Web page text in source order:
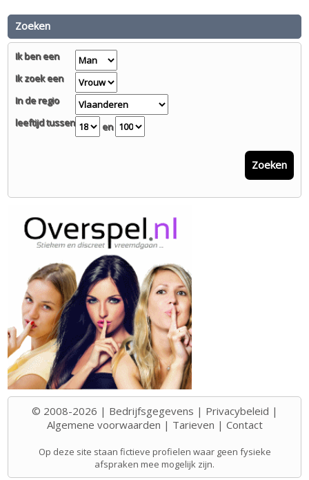
Zoeken
Ik ben een
Ik zoek een
In de regio
leeftijd tussen
en
Zoeken
© 2008-2026 | Bedrijfsgegevens | Privacybeleid |
Algemene voorwaarden | Tarieven | Contact
Op deze site staan fictieve profielen waar geen fysieke
afspraken mee mogelijk zijn.